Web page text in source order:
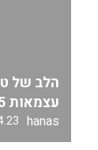
הלב של
עצמאות 75 זכה להצלחה רבה גם השנה
hanas